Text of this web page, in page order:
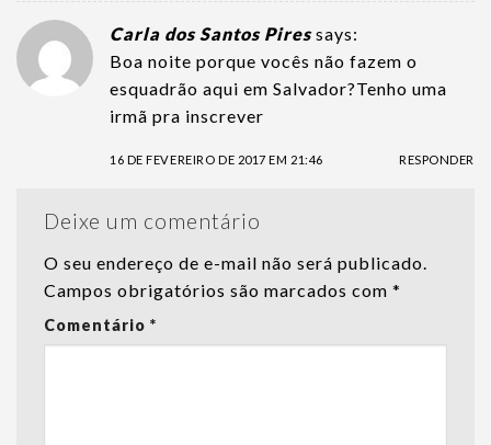
Carla dos Santos Pires says:
Boa noite porque vocês não fazem o
esquadrão aqui em Salvador?Tenho uma
irmã pra inscrever
16 DE FEVEREIRO DE 2017 EM 21:46 RESPONDER
Deixe um comentário
O seu endereço de e-mail não será publicado.
Campos obrigatórios são marcados com *
Comentário *